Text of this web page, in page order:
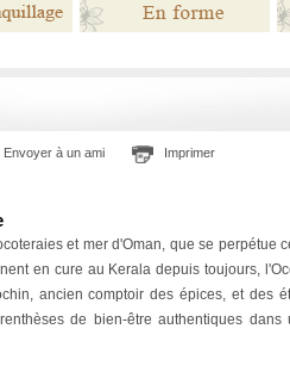
Envoyer à un ami Imprimer
et mer d'Oman, que se perpétue
en cure au Kerala depuis toujours,
ancien comptoir des épices, et des
de bien-être authentiques